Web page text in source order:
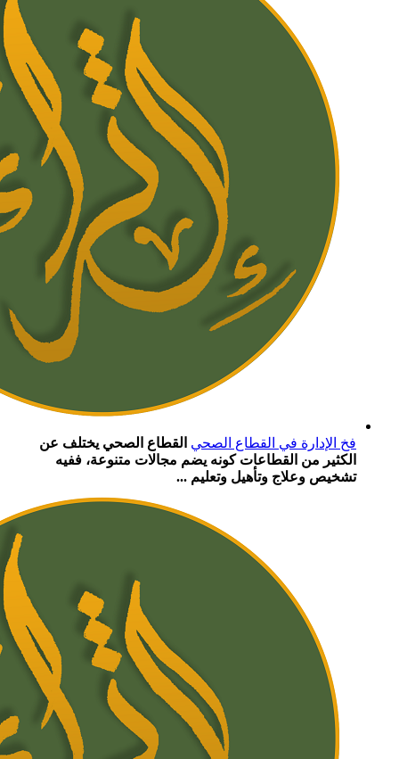
فخ الإدارة في القطاع الصحي القطاع الصحي يختلف عن
الكثير من القطاعات كونه يضم مجالات متنوعة، ففيه
تشخيص وعلاج وتأهيل وتعليم ...